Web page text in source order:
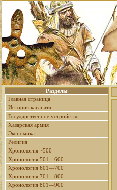
Разделы
Главная страница
История каганата
Государственное устройство
Хазарская армия
Экономика
Религия
Хронология ~500
Хронология 501—600
Хронология 601—700
Хронология 701—800
Хронология 801—900